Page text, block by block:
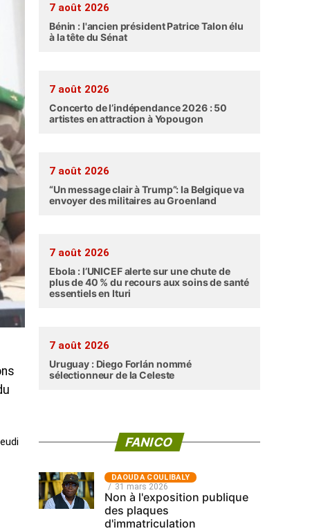
7 août 2026
Bénin : l'ancien président Patrice Talon élu
à la tête du Sénat
7 août 2026
Concerto de l’indépendance 2026 : 50
artistes en attraction à Yopougon
7 août 2026
“Un message clair à Trump”: la Belgique va
envoyer des militaires au Groenland
7 août 2026
Ebola : l’UNICEF alerte sur une chute de
plus de 40 % du recours aux soins de santé
essentiels en Ituri
7 août 2026
Uruguay : Diego Forlán nommé
sélectionneur de la Celeste
FANICO
‎DAOUDA COULIBALY
31 mars 2026
Non à l'exposition publique
des plaques
d'immatriculation